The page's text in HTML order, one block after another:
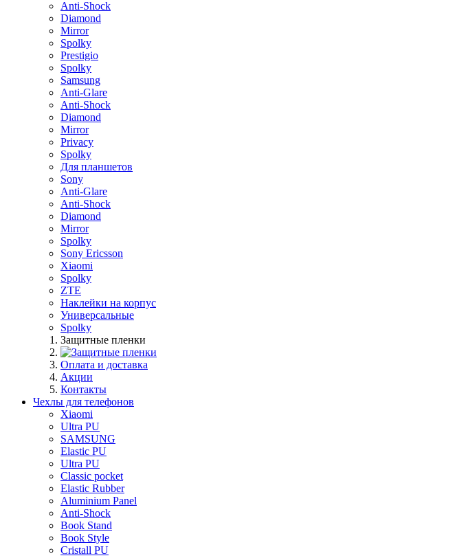
Anti-Shock
Diamond
Mirror
Spolky
Prestigio
Spolky
Samsung
Anti-Glare
Anti-Shock
Diamond
Mirror
Privacy
Spolky
Для планшетов
Sony
Anti-Glare
Anti-Shock
Diamond
Mirror
Spolky
Sony Ericsson
Xiaomi
Spolky
ZTE
Наклейки на корпус
Универсальные
Spolky
Защитные пленки
Оплата и доставка
Акции
Контакты
Чехлы для телефонов
Xiaomi
Ultra PU
SAMSUNG
Elastic PU
Ultra PU
Classic pocket
Elastic Rubber
Aluminium Panel
Anti-Shock
Book Stand
Book Style
Cristall PU